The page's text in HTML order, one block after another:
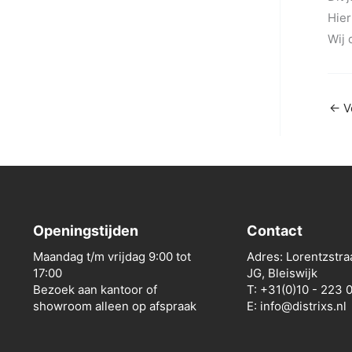
Wij
←
Openingstijden
Maandag t/m vrijdag 9:00 tot
17:00
Bezoek aan kantoor of
showroom alleen op afspraak
Contact
Adres:
JG, Bleiswijk
T: +31(0)10 - 223
E: info@distrixs.nl